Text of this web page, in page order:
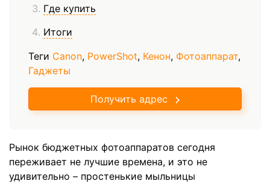
Где купить
Итоги
Теги Canon, PowerShot, Кенон, Фотоаппарат,
Гаджеты
Получить адрес
Рынок бюджетных фотоаппаратов сегодня
переживает не лучшие времена, и это не
удивительно – простенькие мыльницы